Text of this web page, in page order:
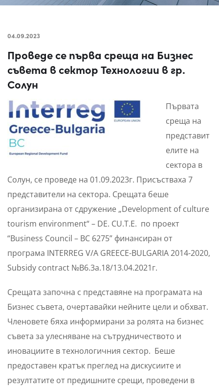
04.09.2023
Проведе се първа среща на Бизнес
съвета в сектор Технологии в гр.
Солун
Първата
среща на
представит
елите на
сектора в
Солун, се проведе на 01.09.2023г. Присъстваха 7
представители на сектора. Срещата беше
организирана от сдружение „Development of culture
tourism environment“ – DE. CU.T.E. по проект
“Business Council – BC 6275” финансиран от
програма INTERREG V/A GREECE-BULGARIA 2014-2020,
Subsidy contract №B6.3a.18/13.04.2021г.
Срещата започна с представяне на програмата на
Бизнес съвета, очертавайки нейните цели и обхват.
Членовете бяха информирани за ролята на бизнес
съвета за улесняване на сътрудничеството и
иновациите в технологичния сектор. Беше
предоставен кратък преглед на дискусиите и
резултатите от предишните срещи, проведени в